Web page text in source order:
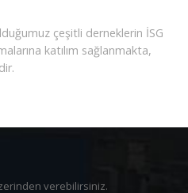
çeşitli derneklerin İSG
katılım sağlanmakta,
verebilirsiniz.